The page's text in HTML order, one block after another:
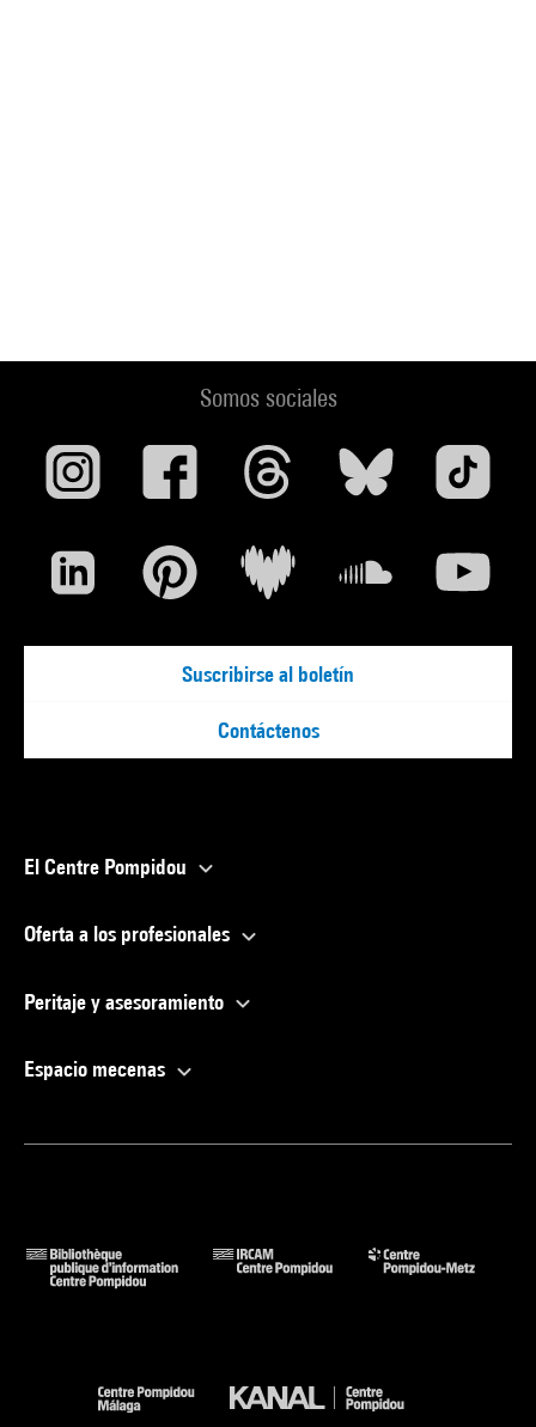
Somos sociales
Suscribirse al boletín
Contáctenos
El Centre Pompidou
Oferta a los profesionales
Peritaje y asesoramiento
Espacio mecenas